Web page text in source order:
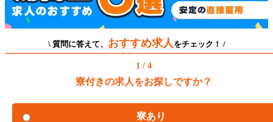
\ 質問に答えて、 おすすめ求人 をチェック！ /
1 / 4
寮付きの求人をお探しですか？
寮あり